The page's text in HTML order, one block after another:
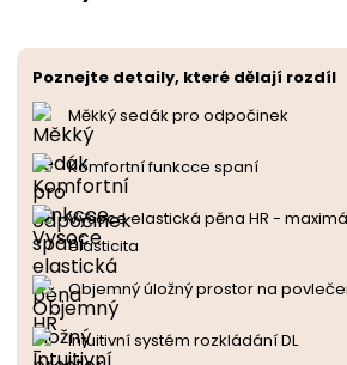
Poznejte detaily, které dělají rozdíl
Měkký sedák pro odpočinek
Komfortní funkcce spaní
Vysoce elastická pěna HR -
elasticita
Objemný úložný prostor na
Intuitivní systém rozkládání DL